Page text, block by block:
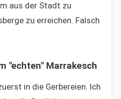
aus der Stadt zu
zu erreichen. Falsch
"echten" Marrakesch
in die Gerbereien. Ich